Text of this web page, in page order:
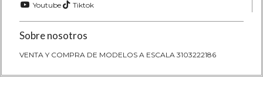
Youtube
Tiktok
Sobre nosotros
VENTA Y COMPRA DE MODELOS A ESCALA 3103222186